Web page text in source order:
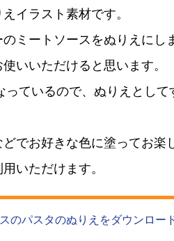
イラスト素材です。
ミートソースをぬりえにし
いいただけると思います。
ているので、ぬりえとし
でお好きな色に塗ってお楽
いただけます。
のパスタのぬりえをダウンロー